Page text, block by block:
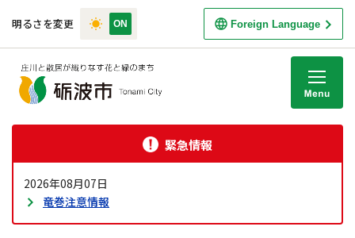
明るさを変更 Foreign Language
緊急情報
2026年08月07日
竜巻注意情報